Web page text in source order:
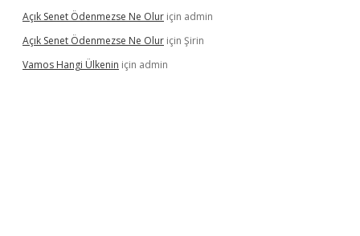
Açık Senet Ödenmezse Ne Olur için admin
Açık Senet Ödenmezse Ne Olur için Şirin
Vamos Hangi Ülkenin için admin